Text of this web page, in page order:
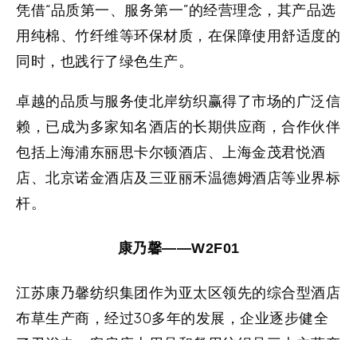
凭借“品质第一、服务第一”的经营理念，其产品选
用纯棉、竹纤维等环保材质，在保障使用舒适度的
同时，也践行了绿色生产。
卓越的品质与服务使北岸纺织赢得了市场的广泛信
赖，已成为多家知名酒店的长期供应商， 合作伙伴
包括上海浦东丽思卡尔顿酒店、上海金茂君悦酒
店、北京诺金酒店及三亚丽禾温德姆酒店等业界标
杆。
康乃馨——W2F01
江苏康乃馨纺织集团作为亚太区领先的综合型酒店
布草生产商，经过30多年的发展， 企业逐步健全